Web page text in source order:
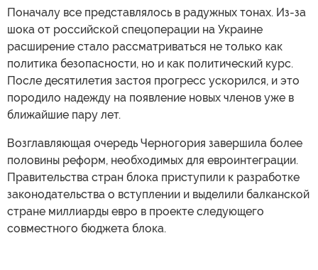
Поначалу все представлялось в радужных тонах. Из-за
шока от российской спецоперации на Украине
расширение стало рассматриваться не только как
политика безопасности, но и как политический курс.
После десятилетия застоя прогресс ускорился, и это
породило надежду на появление новых членов уже в
ближайшие пару лет.
Возглавляющая очередь Черногория завершила более
половины реформ, необходимых для евроинтеграции.
Правительства стран блока приступили к разработке
законодательства о вступлении и выделили балканской
стране миллиарды евро в проекте следующего
совместного бюджета блока.